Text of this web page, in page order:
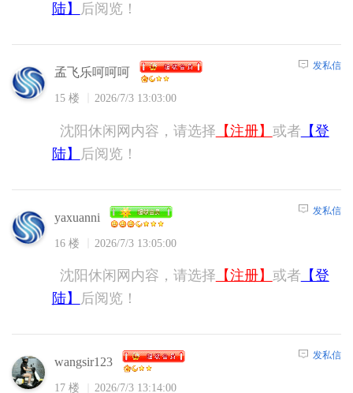
陆】
后阅览！
孟飞乐呵呵呵
15 楼 2026/7/3 13:03:00
发私信
沈阳休闲网内容，请选择 【注册】 或者 【登
陆】
后阅览！
yaxuanni
16 楼 2026/7/3 13:05:00
发私信
沈阳休闲网内容，请选择 【注册】 或者 【登
陆】
后阅览！
wangsir123
17 楼 2026/7/3 13:14:00
发私信